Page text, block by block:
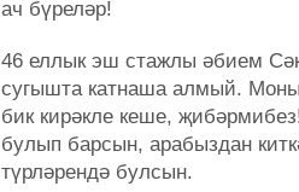
ач бүреләр!
46 еллык эш стажлы әбием
сугышта катнаша алмый.
бик кирәкле кеше,
булып барсын, арабыздан
түрләрендә булсын.